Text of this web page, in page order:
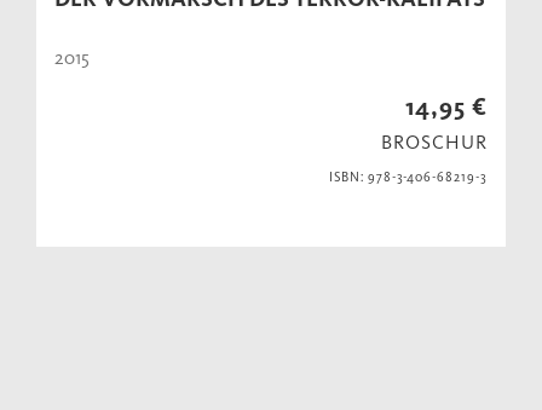
2015
14,95 €
BROSCHUR
ISBN: 978-3-406-68219-3